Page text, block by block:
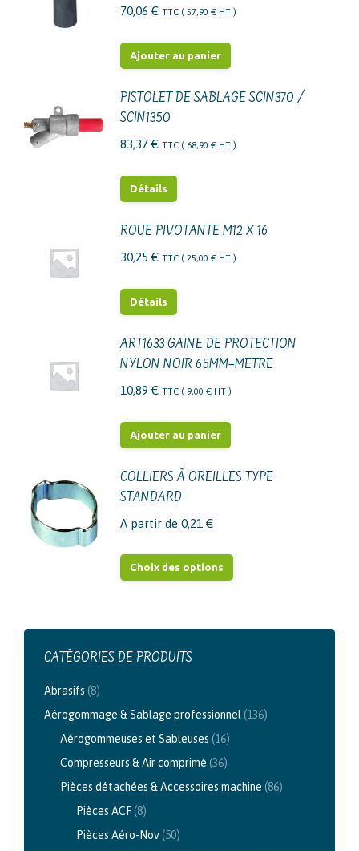
variations.
être
produit
70,06 € TTC ( 57,90 € HT )
Ajouter au panier
PISTOLET DE SABLAGE SCIN370 /
SCIN1350
83,37 € TTC ( 68,90 € HT )
Détails
ROUE PIVOTANTE M12 X 16
30,25 € TTC ( 25,00 € HT )
Détails
ART1633 GAINE DE PROTECTION
NYLON NOIR 65MM=METRE
10,89 € TTC ( 9,00 € HT )
Ajouter au panier
COLLIERS À OREILLES TYPE
STANDARD
A partir de 0,21 €
Choix des options
plusieurs
peuvent
sur
CATÉGORIES DE PRODUITS
Abrasifs (8)
Aérogommage & Sablage professionnel (136)
Aérogommeuses et Sableuses (16)
Compresseurs & Air comprimé (36)
Pièces détachées & Accessoires machine (86)
Pièces ACF(8)
Pièces Aéro-Nov(50)